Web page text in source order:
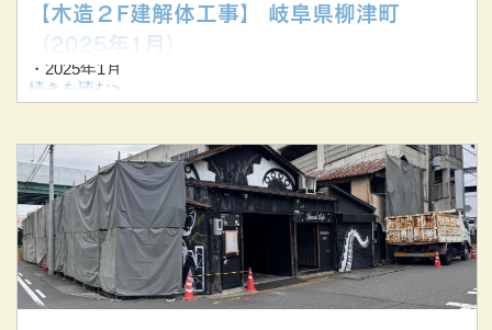
【木造２F建解体工事】 岐阜県柳津町
（2025年1月）
・2025年1月
・岐阜県柳津町
・木造2F建解体工事
▼解体前▼
▼切り離し解体▼
▼切り離し解体▼
▼解体中▼
続きを読む>